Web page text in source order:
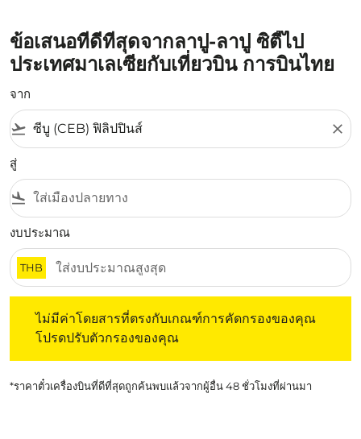
ข้อเสนอที่ดีที่สุดจากลาปู-ลาปู ซิตี้ไป
ประเทศมาเลเซียกับเที่ยวบิน การบินไทย
จาก
flight_takeoff close
สู่
flight_land
งบประมาณ
THB
ไม่มีค่าโดยสารที่ตรงกับเกณฑ์การคัดกรองของคุณ
โปรดปรับตัวกรองของคุณ
*ราคาตั๋วเครื่องบินที่ดีที่สุดถูกค้นพบแล้วจากผู้อื่น 48 ชั่วโมงที่ผ่านมา